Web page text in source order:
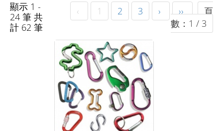
顯示 1 -
24 筆 共
計 62 筆
‹ 1 2 3 › ››
頁
數：1 / 3